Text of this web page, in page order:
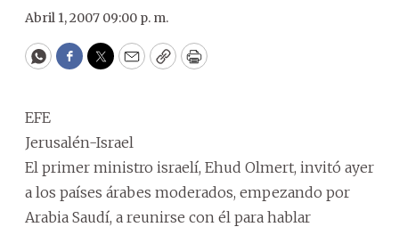
Abril 1, 2007 09:00 p. m.
WhatsApp
Facebook
Twitter
EmailCopyPrint
EFE
Jerusalén-Israel
El primer ministro israelí, Ehud Olmert, invitó ayer
a los países árabes moderados, empezando por
Arabia Saudí, a reunirse con él para hablar